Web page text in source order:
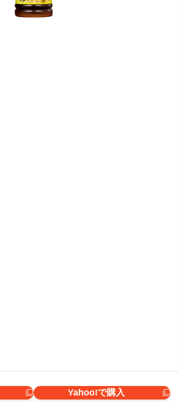
Yahoo!で購入